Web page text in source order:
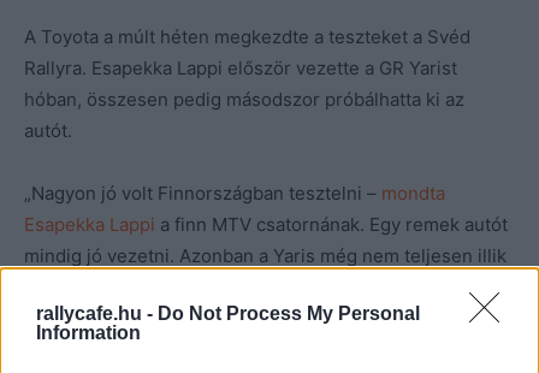
rallycafe.hu - Do Not Process My Personal
Information
A Toyota a múlt héten megkezdte a teszteket a Svéd
Rallyra. Esapekka Lappi először vezette a GR Yarist
hóban, összesen pedig másodszor próbálhatta ki az
autót.
„Nagyon jó volt Finnországban tesztelni – mondta
Esapekka Lappi a finn MTV csatornának. Egy remek autót
mindig jó vezetni. Azonban a Yaris még nem teljesen illik
hozzám, még sok munka van hátra. Ez azonban normális.”